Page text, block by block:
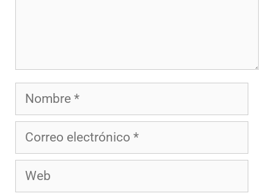
Nombre
Correo
electrónico
Web